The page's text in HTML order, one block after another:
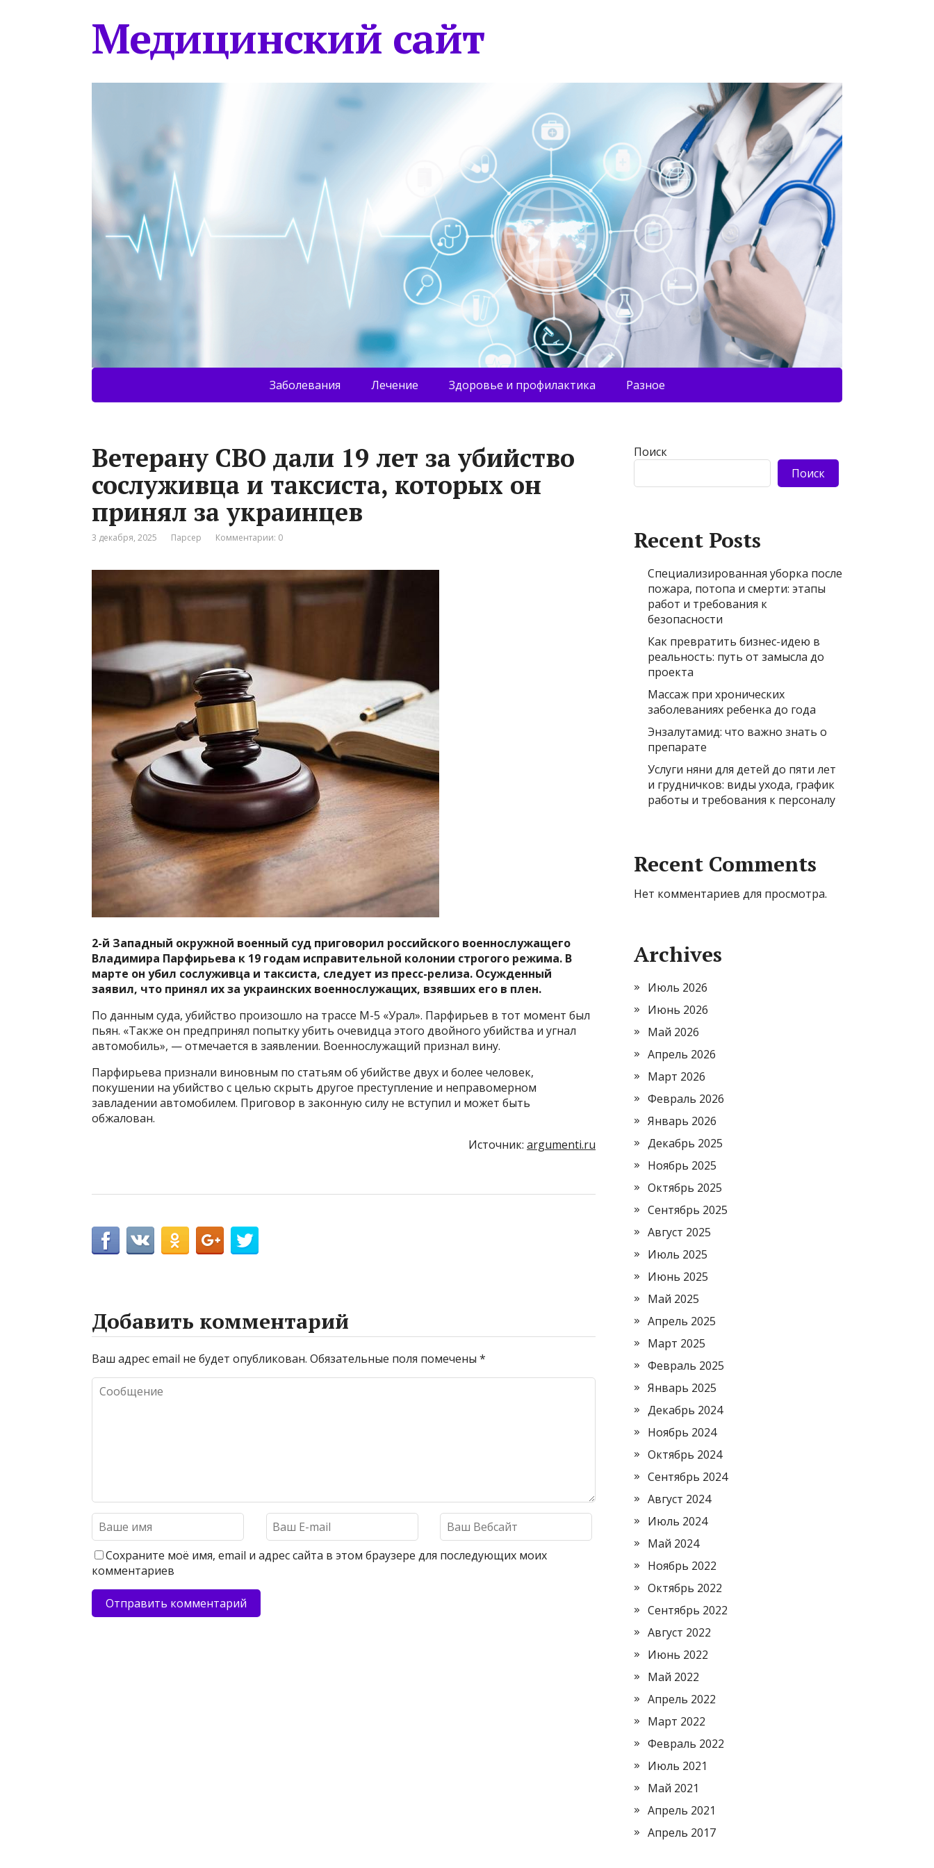
Медицинский сайт
Заболевания Лечение Здоровье и профилактика Разное
Ветерану СВО дали 19 лет за убийство
сослуживца и таксиста, которых он
принял за украинцев
3 декабря, 2025 Парсер Комментарии: 0
2-й Западный окружной военный суд приговорил российского военнослужащего
Владимира Парфирьева к 19 годам исправительной колонии строгого режима. В
марте он убил сослуживца и таксиста, следует из пресс-релиза. Осужденный
заявил, что принял их за украинских военнослужащих, взявших его в плен.
По данным суда, убийство произошло на трассе М-5 «Урал». Парфирьев в тот момент был
пьян. «Также он предпринял попытку убить очевидца этого двойного убийства и угнал
автомобиль», — отмечается в заявлении. Военнослужащий признал вину.
Парфирьева признали виновным по статьям об убийстве двух и более человек,
покушении на убийство с целью скрыть другое преступление и неправомерном
завладении автомобилем. Приговор в законную силу не вступил и может быть
обжалован.
Источник: argumenti.ru
Добавить комментарий
Ваш адрес email не будет опубликован. Обязательные поля помечены *
Сохраните моё имя, email и адрес сайта в этом браузере для последующих моих
комментариев
Поиск
Поиск
Recent Posts
Специализированная уборка после
пожара, потопа и смерти: этапы
работ и требования к
безопасности
Как превратить бизнес-идею в
реальность: путь от замысла до
проекта
Массаж при хронических
заболеваниях ребенка до года
Энзалутамид: что важно знать о
препарате
Услуги няни для детей до пяти лет
и грудничков: виды ухода, график
работы и требования к персоналу
Recent Comments
Нет комментариев для просмотра.
Archives
Июль 2026
Июнь 2026
Май 2026
Апрель 2026
Март 2026
Февраль 2026
Январь 2026
Декабрь 2025
Ноябрь 2025
Октябрь 2025
Сентябрь 2025
Август 2025
Июль 2025
Июнь 2025
Май 2025
Апрель 2025
Март 2025
Февраль 2025
Январь 2025
Декабрь 2024
Ноябрь 2024
Октябрь 2024
Сентябрь 2024
Август 2024
Июль 2024
Май 2024
Ноябрь 2022
Октябрь 2022
Сентябрь 2022
Август 2022
Июнь 2022
Май 2022
Апрель 2022
Март 2022
Февраль 2022
Июль 2021
Май 2021
Апрель 2021
Апрель 2017